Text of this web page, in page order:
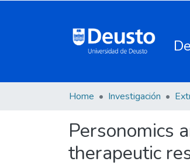
Home Investigación
Personomics
therapeutic